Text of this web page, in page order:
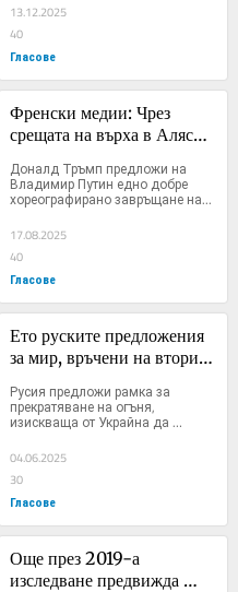
13.12.2025
40
Гласове
Френски медии: Чрез
срещата на върха в Аляска
дипломатическата сцена
Доналд Тръмп предложи на
Владимир Путин едно добре
хореографирано завръщане на...
17.08.2025
40
Гласове
Ето руските предложения
за мир, връчени на втория
Истанбул
Русия предложи рамка за
прекратяване на огъня,
изискваща от Украйна да
04.06.2025
30
Гласове
Още през 2019-а
изследване предвижда